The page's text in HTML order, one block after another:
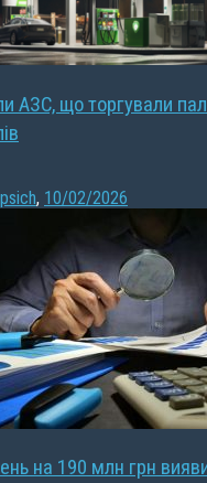
АЗС, що торгували
, 10/02/2026
на 190 млн грн